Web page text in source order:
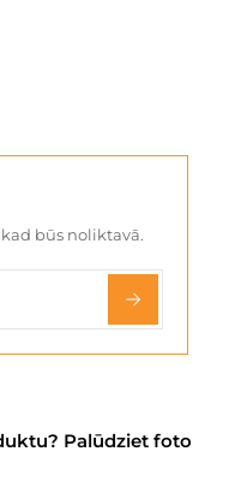
būs noliktavā.
Palūdziet foto